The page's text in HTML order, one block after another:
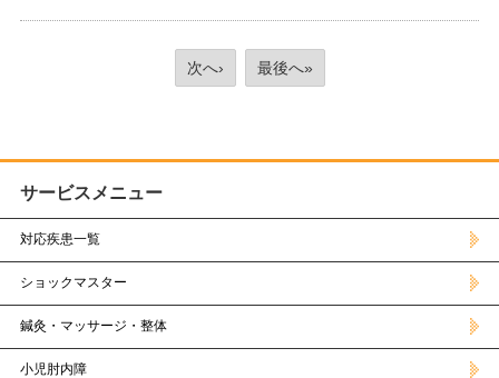
次へ› 最後へ»
サービスメニュー
対応疾患一覧
ショックマスター
鍼灸・マッサージ・整体
小児肘内障